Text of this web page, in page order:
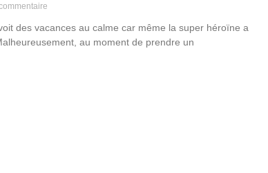
des vacances au calme car même la super héroïne a
au moment de prendre un